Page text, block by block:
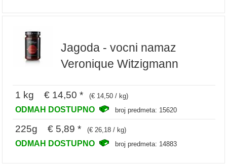
Jagoda - vocni namaz
Veronique Witzigmann
1 kg € 14,50 * (€ 14,50 / kg)
ODMAH DOSTUPNO broj predmeta: 15620
225g € 5,89 * (€ 26,18 / kg)
ODMAH DOSTUPNO broj predmeta: 14883